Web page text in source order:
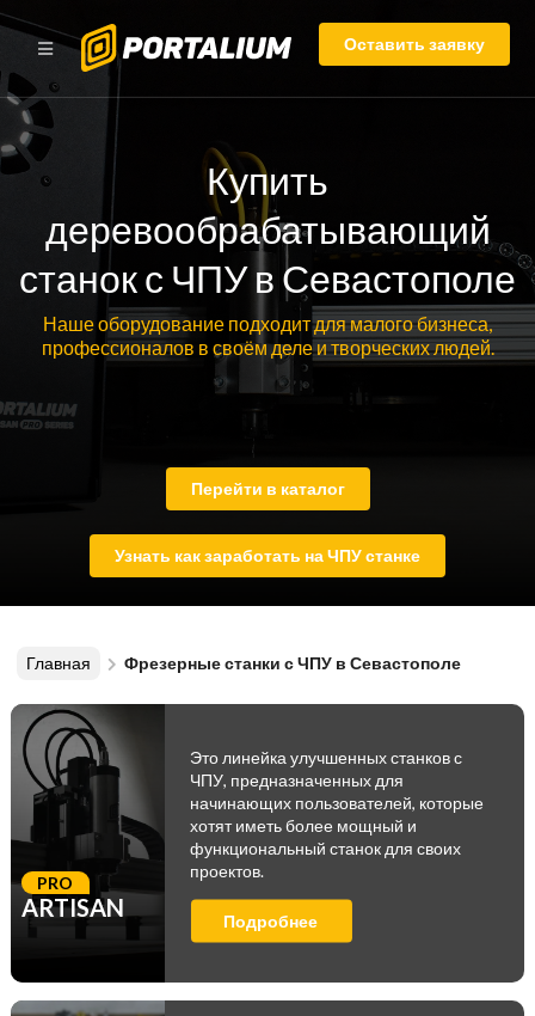
Оставить заявку
Купить
деревообрабатывающий
станок с ЧПУ в Севастополе
Наше оборудование подходит для малого бизнеса,
профессионалов в своём деле и творческих людей.
Перейти в каталог
Узнать как заработать на ЧПУ станке
Главная Фрезерные станки с ЧПУ в Севастополе
ARTISAN
PRO
Это линейка улучшенных станков с
ЧПУ, предназначенных для
начинающих пользователей, которые
хотят иметь более мощный и
функциональный станок для своих
проектов.
Подробнее